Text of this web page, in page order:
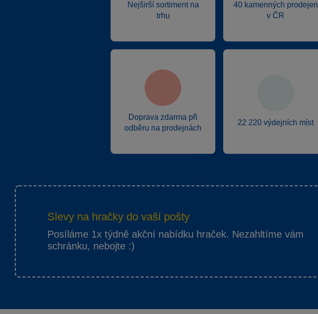
Nejširší sortiment na
trhu
40 kamenných prodejen
v ČR
Doprava zdarma při
odběru na prodejnách
22 220 výdejních míst
Slevy na hračky do vaší pošty
Posíláme 1x týdně akční nabídku hraček. Nezahltíme vám
schránku, nebojte :)